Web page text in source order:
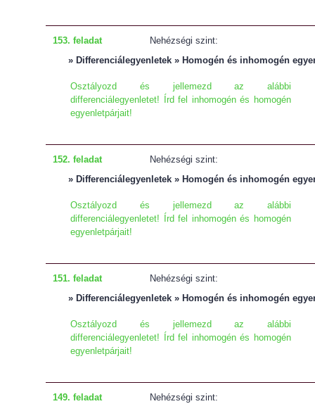
153. feladat
Nehézségi szint:
» Differenciálegyenletek » Homogén és inhomogén
Osztályozd és jellemezd az alábbi
differenciálegyenletet! Írd fel inhomogén és homogén
egyenletpárjait!
152. feladat
Nehézségi szint:
» Differenciálegyenletek » Homogén és inhomogén
Osztályozd és jellemezd az alábbi
differenciálegyenletet! Írd fel inhomogén és homogén
egyenletpárjait!
151. feladat
Nehézségi szint:
» Differenciálegyenletek » Homogén és inhomogén
Osztályozd és jellemezd az alábbi
differenciálegyenletet! Írd fel inhomogén és homogén
egyenletpárjait!
149. feladat
Nehézségi szint: